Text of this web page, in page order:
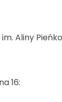
Aliny
16: